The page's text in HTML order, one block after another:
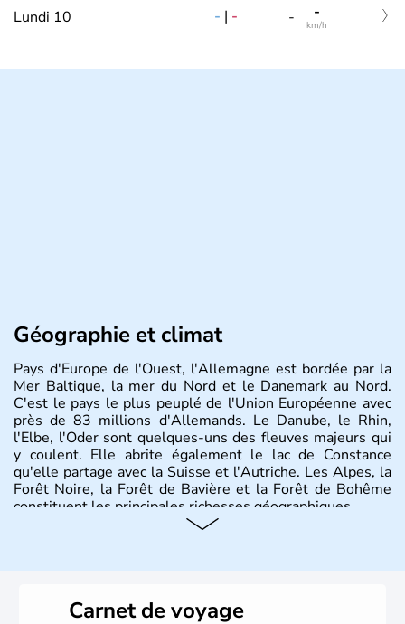
Lundi 10 - | - - -
km/h
Géographie et climat
Pays d'Europe de l'Ouest, l'Allemagne est bordée par la
Mer Baltique, la mer du Nord et le Danemark au Nord.
C'est le pays le plus peuplé de l'Union Européenne avec
près de 83 millions d'Allemands. Le Danube, le Rhin,
l'Elbe, l'Oder sont quelques-uns des fleuves majeurs qui
y coulent. Elle abrite également le lac de Constance
qu'elle partage avec la Suisse et l'Autriche. Les Alpes, la
Forêt Noire, la Forêt de Bavière et la Forêt de Bohême
constituent les principales richesses géographiques.
lesquelles bénéficient d'une grande autonomie. Le pays
Carnet de voyage